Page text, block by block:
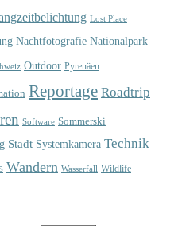
Lost Place
Nachtfotografie Nationalpark
Outdoor Pyrenäen
Reportage Roadtrip
Software Sommerski
Stadt Systemkamera Technik
Wandern Wasserfall Wildlife